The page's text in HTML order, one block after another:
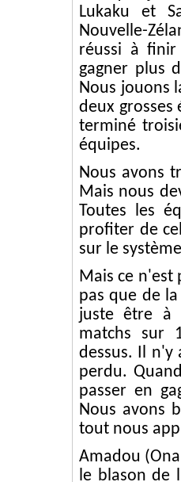
Lukaku et
Nouvelle-
réussi à
gagner plus
Nous jouons
deux
terminé
équipes.
Nous avons
Mais nous
Toutes les
profiter de
sur le
Mais ce n'est
pas que de
juste être à
matchs sur
dessus. Il n'y
perdu.
passer en
Nous avons
tout nous
Amadou
le blason de